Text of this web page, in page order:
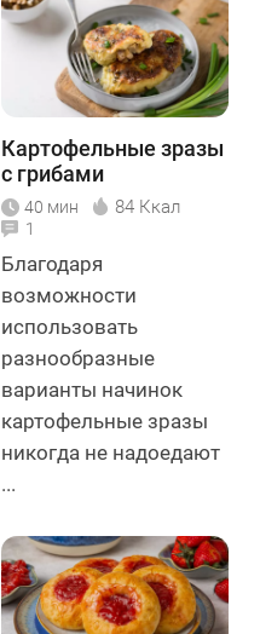
Картофельные зразы
с грибами
40 мин 84 Ккал
1
Благодаря
возможности
использовать
разнообразные
варианты начинок
картофельные зразы
никогда не надоедают
...